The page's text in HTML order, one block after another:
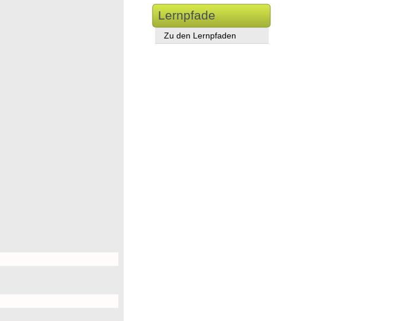
Lernpfade
Zu den Lernpfaden